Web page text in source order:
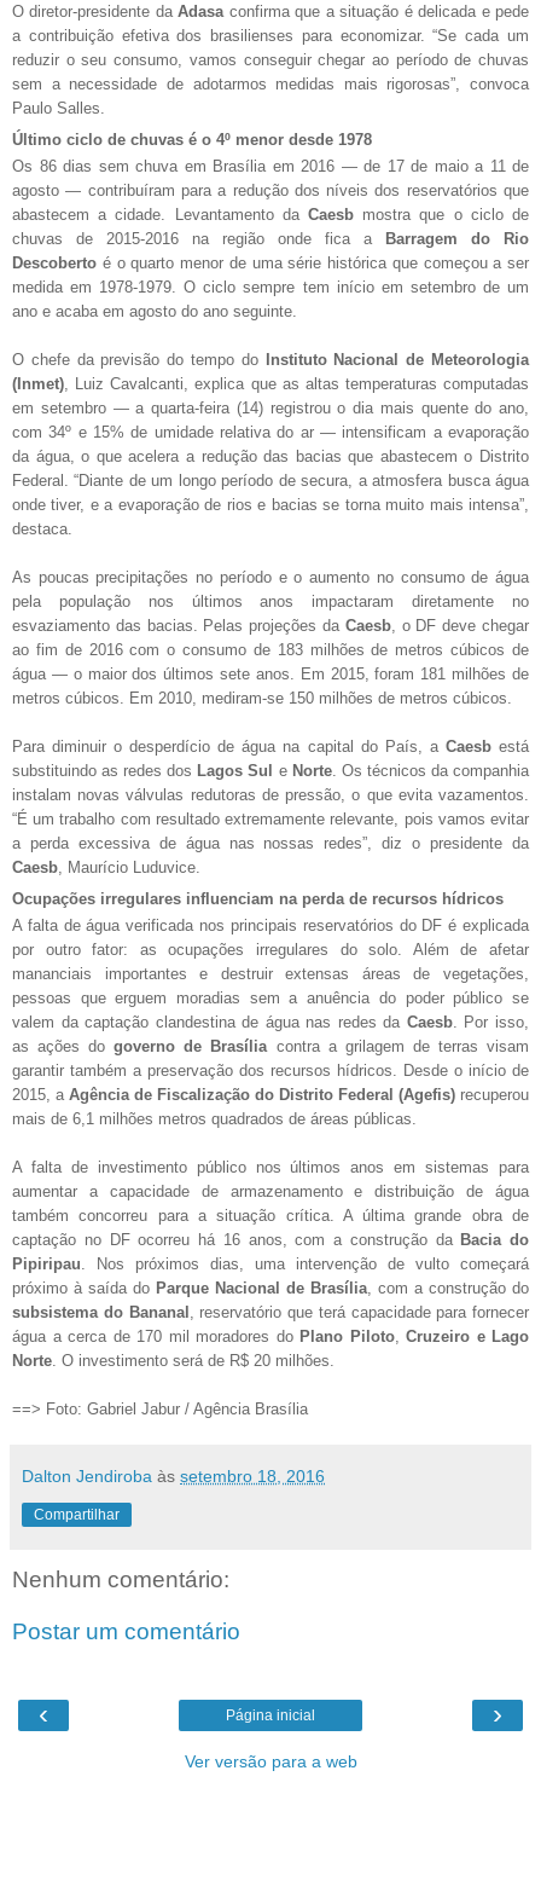
O diretor-presidente daAdasa confirma que a situação é delicada e pede
a contribuição efetiva dos brasilienses para economizar. “Se cada um
reduzir o seu consumo, vamos conseguir chegar ao período de chuvas
sem a necessidade de adotarmos medidas mais rigorosas”, convoca
Paulo Salles.
Último ciclo de chuvas é o 4º menor desde 1978
Os 86 dias sem chuva em Brasília em 2016 — de 17 de maio a 11 de
agosto — contribuíram para a redução dos níveis dos reservatórios que
abastecem a cidade. Levantamento da Caesb mostra que o ciclo de
chuvas de 2015-2016 na região onde fica a Barragem do Rio
Descoberto é o quarto menor de uma série histórica que começou a ser
medida em 1978-1979. O ciclo sempre tem início em setembro de um
ano e acaba em agosto do ano seguinte.
O chefe da previsão do tempo do Instituto Nacional de Meteorologia
(Inmet) , Luiz Cavalcanti, explica que as altas temperaturas computadas
em setembro — a quarta-feira (14) registrou o dia mais quente do ano,
com 34º e 15% de umidade relativa do ar — intensificam a evaporação
da água, o que acelera a redução das bacias que abastecem o Distrito
Federal. “Diante de um longo período de secura, a atmosfera busca água
onde tiver, e a evaporação de rios e bacias se torna muito mais intensa”,
destaca.
As poucas precipitações no período e o aumento no consumo de água
pela população nos últimos anos impactaram diretamente no
esvaziamento das bacias. Pelas projeções da Caesb, o DF deve chegar
ao fim de 2016 com o consumo de 183 milhões de metros cúbicos de
água — o maior dos últimos sete anos. Em 2015, foram 181 milhões de
metros cúbicos. Em 2010, mediram-se 150 milhões de metros cúbicos.
Para diminuir o desperdício de água na capital do País, a Caesbestá
substituindo as redes dos Lagos Sul eNorte. Os técnicos da companhia
instalam novas válvulas redutoras de pressão, o que evita vazamentos.
“É um trabalho com resultado extremamente relevante, pois vamos evitar
a perda excessiva de água nas nossas redes”, diz o presidente da
Caesb , Maurício Luduvice.
Ocupações irregulares influenciam na perda de recursos hídricos
A falta de água verificada nos principais reservatórios do DF é explicada
por outro fator: as ocupações irregulares do solo. Além de afetar
mananciais importantes e destruir extensas áreas de vegetações,
pessoas que erguem moradias sem a anuência do poder público se
valem da captação clandestina de água nas redes da Caesb. Por isso,
as ações dogoverno de Brasília contra a grilagem de terras visam
garantir também a preservação dos recursos hídricos. Desde o início de
2015, a Agência de Fiscalização do Distrito Federal (Agefis) recuperou
mais de 6,1 milhões metros quadrados de áreas públicas.
A falta de investimento público nos últimos anos em sistemas para
aumentar a capacidade de armazenamento e distribuição de água
também concorreu para a situação crítica. A última grande obra de
captação no DF ocorreu há 16 anos, com a construção da Bacia do
Pipiripau . Nos próximos dias, uma intervenção de vulto começará
próximo à saída do Parque Nacional de Brasília , com a construção do
subsistema do Bananal , reservatório que terá capacidade para fornecer
água a cerca de 170 mil moradores do Plano Piloto, Cruzeiro e Lago
Norte . O investimento será de R$ 20 milhões.
==> Foto: Gabriel Jabur / Agência Brasília
Dalton Jendiroba às setembro 18, 2016
Compartilhar
Nenhum comentário:
Postar um comentário
‹ ›
Página inicial
Ver versão para a web